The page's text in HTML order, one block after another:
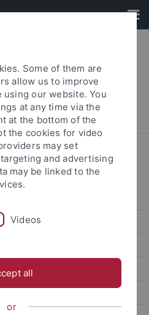
Fakultät
Sportpublizistik
Some of them are
allow us to improve
our website. You
at any time via the
at the bottom of the
the cookies for video
may set
and advertising
may be linked to the
Videos
all
or